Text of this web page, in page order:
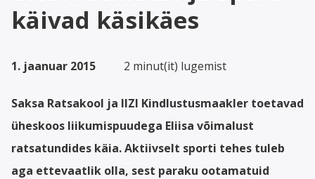
käivad käsikäes
1. jaanuar 2015 2 minut(it) lugemist
Saksa Ratsakool ja IIZI Kindlustusmaakler toetavad
üheskoos liikumispuudega Eliisa võimalust
ratsatundides käia. Aktiivselt sporti tehes tuleb
aga ettevaatlik olla, sest paraku ootamatuid